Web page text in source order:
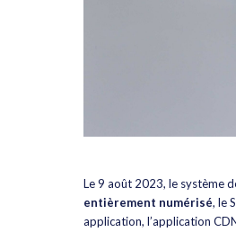
Le 9 août 2023, le système
entièrement numérisé, le
application, l’application